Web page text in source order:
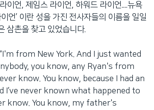
이언, 제임스 라이언, 하워드 라이언....뉴욕
언’ 이란 성을 가진 전사자들의 이름을 일일
삼촌을 찾고 있었습니다.
“I'm from New York. And I just wanted
you know, any Ryan's from
know. You know, because I had an
I’ve never known what happened to
know. You know, my father's